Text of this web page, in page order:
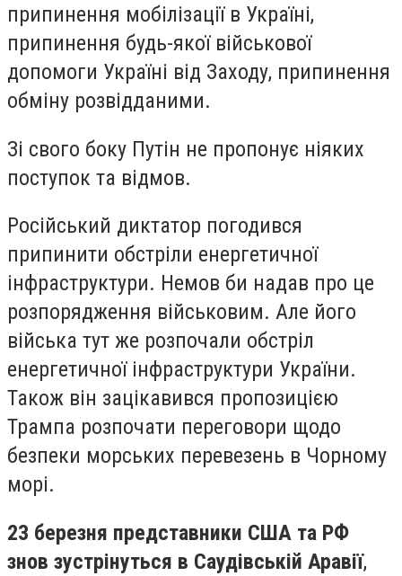
припинення мобілізації в Україні,
припинення будь-якої військової
допомоги Україні від Заходу, припинення
обміну розвідданими.
Зі свого боку Путін не пропонує ніяких
поступок та відмов.
Російський диктатор погодився
припинити обстріли енергетичної
інфраструктури. Немов би надав про це
розпорядження військовим. Але його
війська тут же розпочали обстріл
енергетичної інфраструктури України.
Також він зацікавився пропозицією
Трампа розпочати переговори щодо
безпеки морських перевезень в Чорному
морі.
23 березня представники США та РФ
знов зустрінуться в Саудівській Аравії,